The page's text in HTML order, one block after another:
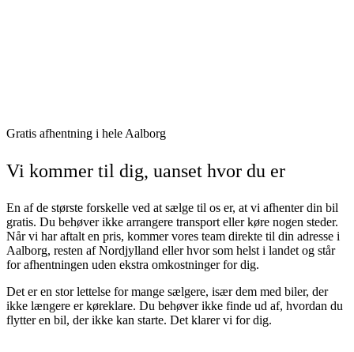
Gratis afhentning i hele Aalborg
Vi kommer til dig, uanset hvor du er
En af de største forskelle ved at sælge til os er, at vi afhenter din bil
gratis. Du behøver ikke arrangere transport eller køre nogen steder.
Når vi har aftalt en pris, kommer vores team direkte til din adresse i
Aalborg, resten af Nordjylland eller hvor som helst i landet og står
for afhentningen uden ekstra omkostninger for dig.
Det er en stor lettelse for mange sælgere, især dem med biler, der
ikke længere er køreklare. Du behøver ikke finde ud af, hvordan du
flytter en bil, der ikke kan starte. Det klarer vi for dig.